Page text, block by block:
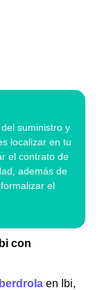
con
en Ibi,